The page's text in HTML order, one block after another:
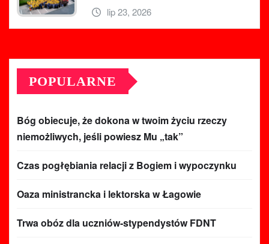
lip 23, 2026
POPULARNE
Bóg obiecuje, że dokona w twoim życiu rzeczy
niemożliwych, jeśli powiesz Mu „tak”
Czas pogłębiania relacji z Bogiem i wypoczynku
Oaza ministrancka i lektorska w Łagowie
Trwa obóz dla uczniów-stypendystów FDNT